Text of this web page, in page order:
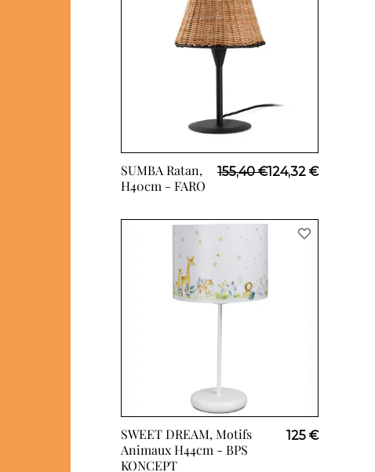
SUMBA Ratan,
H40cm - FARO
155,40 €Prix Spécial
124,32 €
SWEET DREAM, Motifs
Animaux H44cm - BPS
KONCEPT
125 €